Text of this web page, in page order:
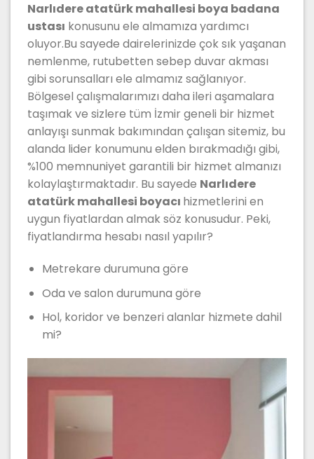
Narlıdere atatürk mahallesi boya badana
ustası konusunu ele almamıza yardımcı
oluyor.Bu sayede dairelerinizde çok sık yaşanan
nemlenme, rutubetten sebep duvar akması
gibi sorunsalları ele almamız sağlanıyor.
Bölgesel çalışmalarımızı daha ileri aşamalara
taşımak ve sizlere tüm İzmir geneli bir hizmet
anlayışı sunmak bakımından çalışan sitemiz, bu
alanda lider konumunu elden bırakmadığı gibi,
%100 memnuniyet garantili bir hizmet almanızı
kolaylaştırmaktadır. Bu sayede Narlıdere
atatürk mahallesi boyacı hizmetlerini en
uygun fiyatlardan almak söz konusudur. Peki,
fiyatlandırma hesabı nasıl yapılır?
Metrekare durumuna göre
Oda ve salon durumuna göre
Hol, koridor ve benzeri alanlar hizmete dahil
mi?